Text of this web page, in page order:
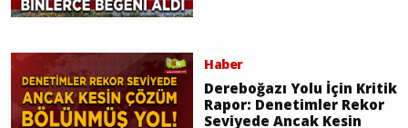
Haber
Dereboğazı Yolu İçin Kritik
Rapor: Denetimler Rekor
Seviyede Ancak Kesin